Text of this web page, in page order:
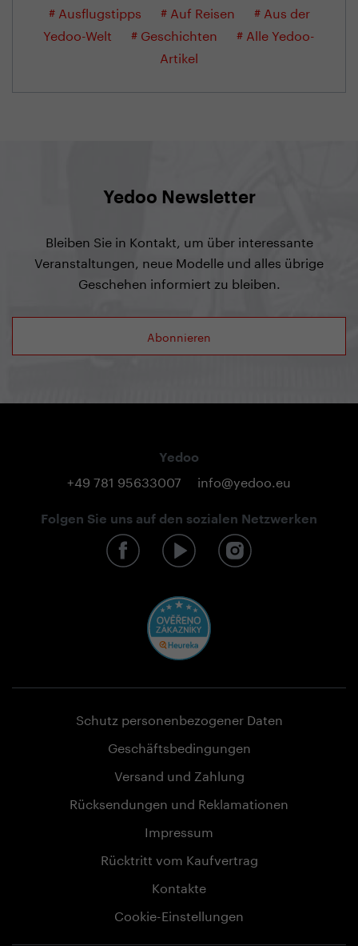
# Ausflugstipps # Auf Reisen
# Aus der
Yedoo-Welt
# Geschichten
# Alle Yedoo-
Artikel
Yedoo Newsletter
Bleiben Sie in Kontakt, um über interessante
Veranstaltungen, neue Modelle und alles übrige
Geschehen informiert zu bleiben.
Abonnieren
Yedoo
+49 781 95633007 info@yedoo.eu
Folgen Sie uns auf den sozialen Netzwerken
Schutz personenbezogener Daten
Geschäftsbedingungen
Versand und Zahlung
Rücksendungen und Reklamationen
Impressum
Rücktritt vom Kaufvertrag
Kontakte
Cookie-Einstellungen